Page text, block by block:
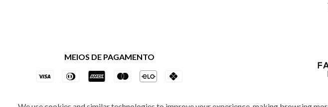
MEIOS DE PAGAMENTO